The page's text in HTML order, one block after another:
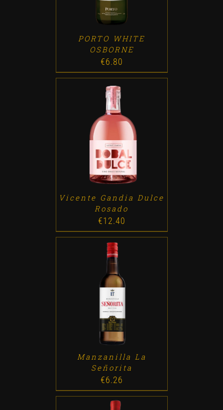
PORTO WHITE
OSBORNE
€6.80
ADD TO CART DETALLES
Vicente Gandia Dulce
Rosado
€12.40
/
Manzanilla La
Señorita
€6.26